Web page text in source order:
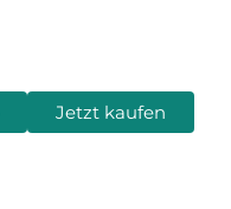
Jetzt kaufen